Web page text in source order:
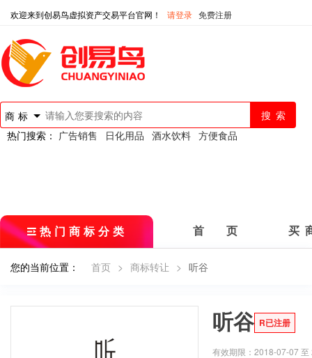
欢迎来到创易鸟虚拟资产交易平台官网！ 请登录 免费注册
商标
热门搜索： 广告销售 日化用品 酒水饮料 方便食品
热门商标分类 首 页 买
您的当前位置： 首页 > 商标转让 > 听谷
听谷 R已注册
有效期限：2018-07-07